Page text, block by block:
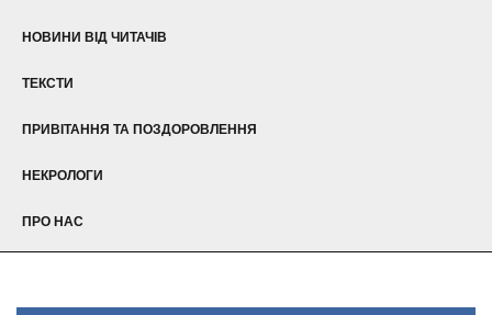
НОВИНИ ВІД ЧИТАЧІВ
ТЕКСТИ
ПРИВІТАННЯ ТА ПОЗДОРОВЛЕННЯ
НЕКРОЛОГИ
ПРО НАС